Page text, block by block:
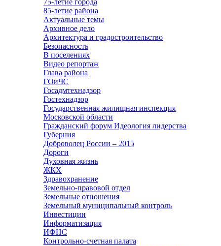
75-летие города
85-летие района
Актуальные темы
Архивное дело
Архитектура и градостроительство
Безопасность
В поселениях
Видео репортаж
Глава района
ГОиЧС
Госадмтехнадзор
Гостехнадзор
Государственная жилищная инспекция
Московской области
Гражданский форум Идеология лидерства
Губерния
Доброволец России – 2015
Дороги
Духовная жизнь
ЖКХ
Здравохранение
Земельно-правовой отдел
Земельные отношения
Земельный муниципальный контроль
Инвестиции
Информатизация
ИФНС
Контрольно-счетная палата